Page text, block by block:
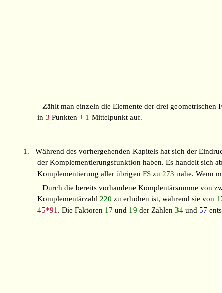
Zählt man einzeln die Elemente der drei geometrischen
in3 Punkten + 1 Mittelpunkt auf.
1. Während des vorhergehenden Kapitels hat sich der
der Komplementierungsfunktion haben. Es handelt sich
Komplementierung aller übrigenFS zu 273 nahe. Wenn
Durch die bereits vorhandene Komplentärsumme von
Komplementärzahl220 zu erhöhen ist, während sie von
45*91. Die Faktoren 17 und 19 der Zahlen34und57